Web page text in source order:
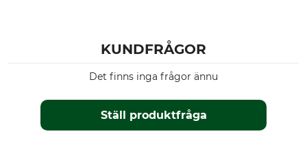
KUNDFRÅGOR
Ställ produktfråga
Det finns inga frågor ännu